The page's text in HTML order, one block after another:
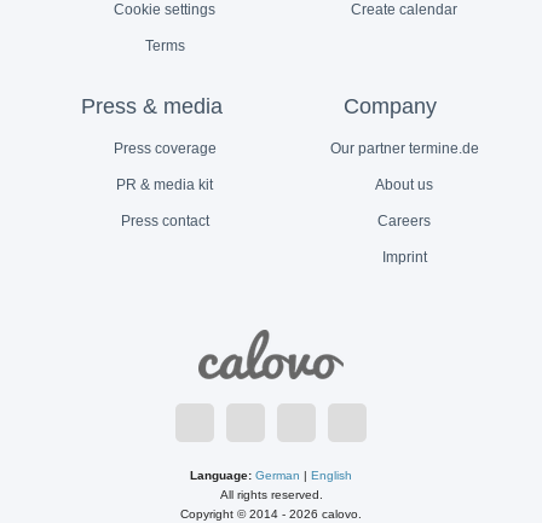
Cookie settings
Terms
Create calendar
Press & media
Press coverage
PR & media kit
Press contact
Company
Our partner termine.de
About us
Careers
Imprint
Language: German | English
All rights reserved.
Copyright © 2014 - 2026 calovo.